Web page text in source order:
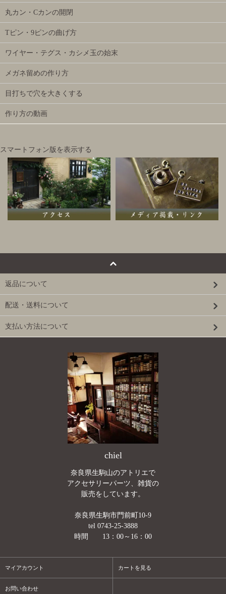
丸カン・Cカンの開閉
Tピン・9ピンの曲げ方
ワイヤー・テグス・カシメ玉の始末
メガネ留めの作り方
目打ちで穴を大きくする
作り方の動画
スマートフォン版を表示する
返品について
配送・送料について
支払い方法について
chiel
奈良県生駒山のアトリエで
アクセサリーパーツ、雑貨の
販売をしています。
奈良県生駒市門前町10-9
tel 0743-25-3888
時間 13：00～16：00
マイアカウント カートを見る
お問い合わせ